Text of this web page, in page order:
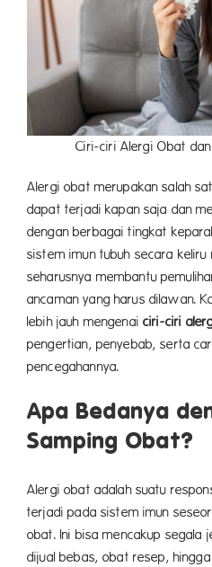
Ciri-ciri Alergi Obat
Alergi obat merupakan salah
dapat terjadi kapan saja dan
dengan berbagai tingkat
sistem imun tubuh secara
seharusnya membantu
ancaman yang harus dilawan.
lebih jauh mengenaiciri-ciri
pengertian, penyebab, serta
pencegahannya.
Apa Bedanya
Samping Obat?
Alergi obat adalah suatu
terjadi pada sistem imun
obat. Ini bisa mencakup segala
dijual bebas, obat resep,